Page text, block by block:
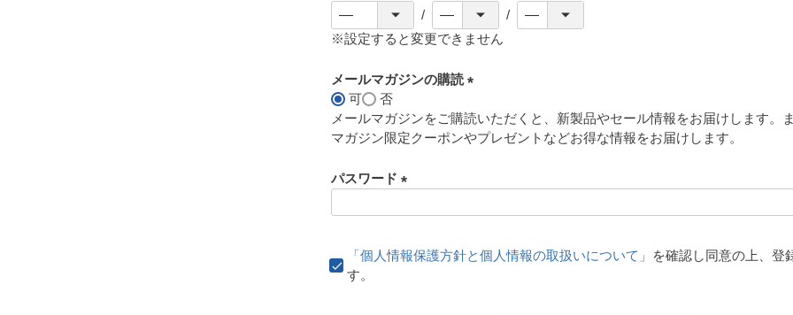
※設定すると変更できません
メールマガジンの購読
必
須
可
否
メールマガジンをご購読いただくと、新製品やセール情報をお届けします。
マガジン限定クーポンやプレゼントなどお得な情報をお届けします。
パスワード
)
「個人情報保護方針と個人情報の取扱いについて」
を確認し同意の上、登
す。